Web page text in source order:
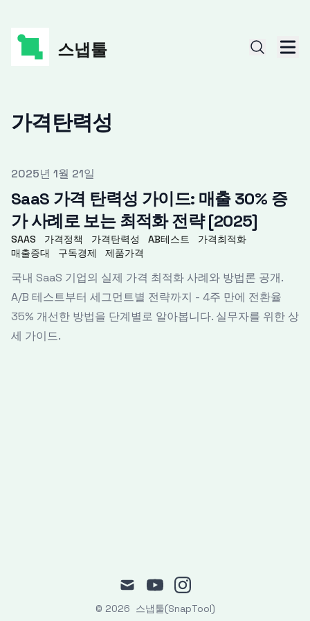
스냅툴
가격탄력성
Published on
2025년 1월 21일
SaaS 가격 탄력성 가이드: 매출 30% 증
가 사례로 보는 최적화 전략 [2025]
SAAS 가격정책 가격탄력성 AB테스트
가격최적화
매출증대
구독경제 제품가격
국내 SaaS 기업의 실제 가격 최적화 사례와 방법론 공개.
A/B 테스트부터 세그먼트별 전략까지 - 4주 만에 전환율
35% 개선한 방법을 단계별로 알아봅니다. 실무자를 위한 상
세 가이드.
mail youtubeinstagram
© 2026 스냅툴(SnapTool)